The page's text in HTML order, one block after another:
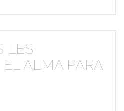
LES
ALMA PARA